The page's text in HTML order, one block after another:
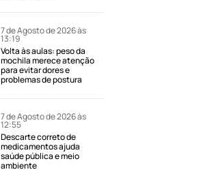
7 de Agosto de 2026 às
13:19
Volta às aulas: peso da
mochila merece atenção
para evitar dores e
problemas de postura
7 de Agosto de 2026 às
12:55
Descarte correto de
medicamentos ajuda
saúde pública e meio
ambiente